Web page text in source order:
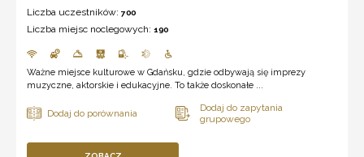
Liczba uczestników: 700
Liczba miejsc noclegowych: 190
Ważne miejsce kulturowe w Gdańsku, gdzie odbywają się imprezy
muzyczne, aktorskie i edukacyjne. To także doskonałe ...